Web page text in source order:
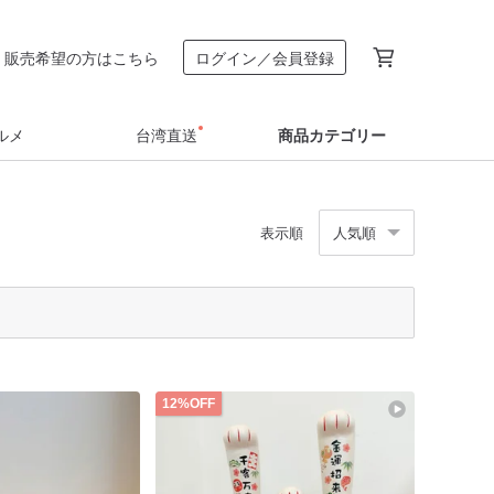
販売希望の方はこちら ログイン／会員登録
メ 台湾直送 商品カテゴリー
表示順 人気順
12%OFF